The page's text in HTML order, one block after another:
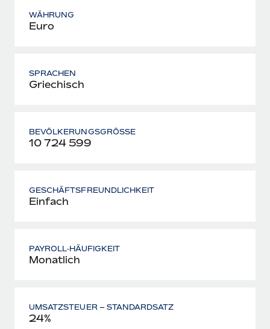
WÄHRUNG
Euro
SPRACHEN
Griechisch
BEVÖLKERUNGSGRÖSSE
10 724 599
GESCHÄFTSFREUNDLICHKEIT
Einfach
PAYROLL‑HÄUFIGKEIT
Monatlich
UMSATZSTEUER – STANDARDSATZ
24%